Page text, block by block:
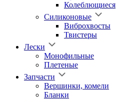
Колеблющиеся
Силиконовые
Виброхвосты
Твистеры
Лески
Монофильные
Плетеные
Запчасти
Вершинки, комели
Бланки